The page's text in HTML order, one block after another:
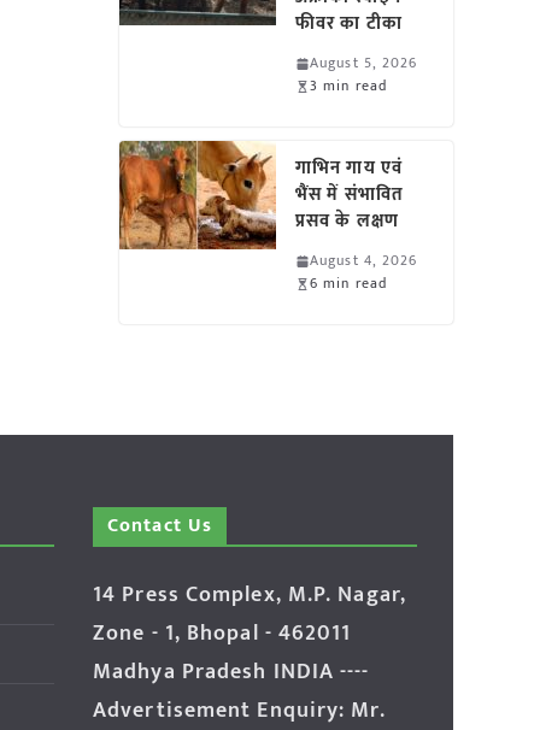
फीवर का टीका
August 5, 2026
3 min read
गाभिन गाय एवं
भैंस में संभावित
प्रसव के लक्षण
August 4, 2026
6 min read
Contact Us
14 Press Complex, M.P. Nagar,
Zone - 1, Bhopal - 462011
Madhya Pradesh INDIA ----
Advertisement Enquiry: Mr.